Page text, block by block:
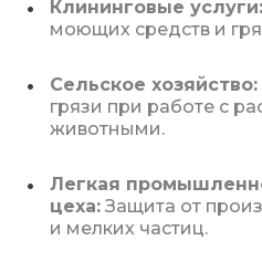
Клининговые услуги:
моющих средств и
Сельское хозяйство:
грязи при работе с
животными.
Легкая
цеха: Защита от
и мелких частиц.